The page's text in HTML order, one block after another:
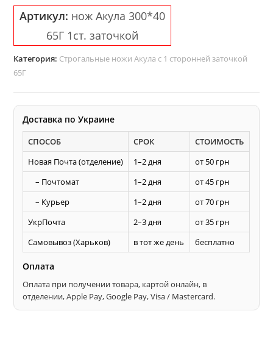
нож
АКУЛА
1ст.
Артикул: нож Акула 300*40
65Г 1ст. заточкой
Категория: Строгальные ножи Акула с 1 сторонней заточкой
65Г
Доставка по Украине
СПОСОБ СРОК
СТОИМОСТЬ
Новая Почта (отделение)
1–2 дня
от 50 грн
– Почтомат
1–2 дня
от 45 грн
– Курьер
1–2 дня
от 70 грн
УкрПочта
2–3 дня
от 35 грн
Самовывоз (Харьков)
в тот же день бесплатно
Оплата
Оплата при получении товара, картой онлайн, в
отделении, Apple Pay, Google Pay, Visa / Mastercard.